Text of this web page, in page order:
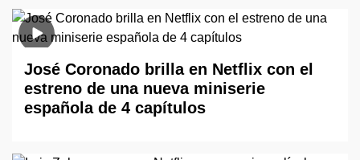
José Coronado brilla en Netflix con el
estreno de una nueva miniserie
española de 4 capítulos